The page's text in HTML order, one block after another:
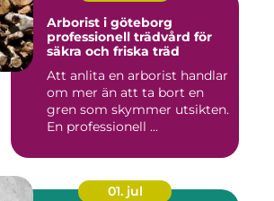
Arborist i göteborg
professionell trädvård för
säkra och friska träd
Att anlita en arborist handlar
om mer än att ta bort en
gren som skymmer utsikten.
En professionell ...
01. jul